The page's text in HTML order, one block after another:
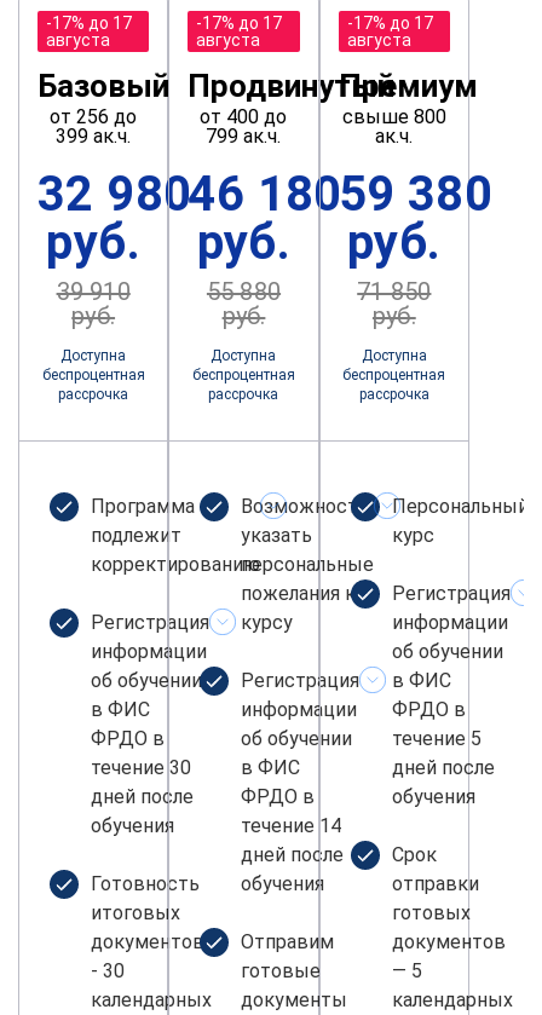
-17% до 17
августа
Базовый
от 256 до
399 ак.ч.
32 980
руб.
39 910
руб.
Доступна
беспроцентная
рассрочка
Программа не
подлежит
корректированию
Регистрация
информации
об обучении
в ФИС
ФРДО в
течение 30
дней после
обучения
Готовность
итоговых
документов
- 30
календарных
-17% до 17
августа
Продвинутый
от 400 до
799 ак.ч.
46 180
руб.
55 880
руб.
Доступна
беспроцентная
рассрочка
Возможность
указать
персональные
пожелания к
курсу
Регистрация
информации
об обучении
в ФИС
ФРДО в
течение 14
дней после
обучения
Отправим
готовые
документы
-17% до 17
августа
Премиум
свыше 800
ак.ч.
59 380
руб.
71 850
руб.
Доступна
беспроцентная
рассрочка
Персональный
курс
Регистрация
информации
об обучении
в ФИС
ФРДО в
течение 5
дней после
обучения
Срок
отправки
готовых
документов
— 5
календарных